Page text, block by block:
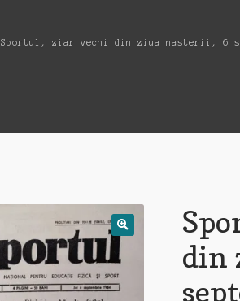
Sportul, ziar vechi din ziua nasterii, 6
din